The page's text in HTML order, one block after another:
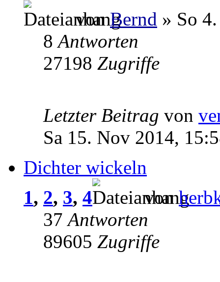
vonBernd » So
8Antworten
27198 Zugriffe
Letzter Beitrag von
Sa 15. Nov 2014,
Dichter wickeln
1, 2, 3, 4 von
37Antworten
89605 Zugriffe